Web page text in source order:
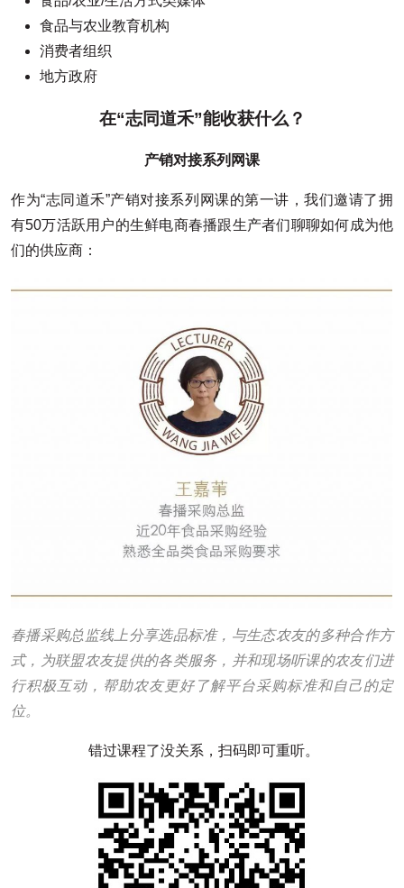
食品与农业教育机构
消费者组织
地方政府
在“志同道禾”能收获什么？
产销对接系列网课
作为“志同道禾”产销对接系列网课的第一讲，我们邀请了拥
有50万活跃用户的生鲜电商春播跟生产者们聊聊如何成为他
们的供应商：
春播采购总监线上分享选品标准，与生态农友的多种合作方
式，为联盟农友提供的各类服务，并和现场听课的农友们进
行积极互动，帮助农友更好了解平台采购标准和自己的定
位。
错过课程了没关系，扫码即可重听。